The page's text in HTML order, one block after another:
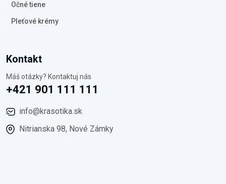
Očné tiene
Pleťové krémy
Kontakt
Máš otázky? Kontaktuj nás
+421 901 111 111
info@krasotika.sk
Nitrianska 98, Nové Zámky